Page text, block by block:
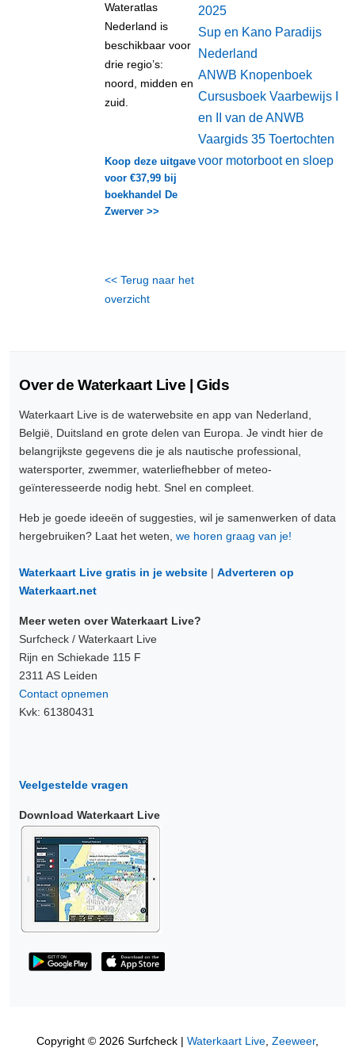
Wateratlas
Nederland is
beschikbaar voor
drie regio’s:
noord, midden en
zuid.
Koop deze uitgave
voor €37,99 bij
boekhandel De
Zwerver >>
<< Terug naar het
overzicht
2025
Sup en Kano Paradijs
Nederland
ANWB Knopenboek
Cursusboek Vaarbewijs I
en II van de ANWB
Vaargids 35 Toertochten
voor motorboot en sloep
Over de Waterkaart Live | Gids
Waterkaart Live is de waterwebsite en app van Nederland,
België, Duitsland en grote delen van Europa. Je vindt hier de
belangrijkste gegevens die je als nautische professional,
watersporter, zwemmer, waterliefhebber of meteo-
geïnteresseerde nodig hebt. Snel en compleet.
Heb je goede ideeën of suggesties, wil je samenwerken of data
hergebruiken? Laat het weten, we horen graag van je!
Waterkaart Live gratis in je website | Adverteren op
Waterkaart.net
Meer weten over Waterkaart Live?
Surfcheck / Waterkaart Live
Rijn en Schiekade 115 F
2311 AS Leiden
Contact opnemen
Kvk: 61380431
Veelgestelde vragen
Download Waterkaart Live
Copyright © 2026 Surfcheck | Waterkaart Live, Zeeweer,